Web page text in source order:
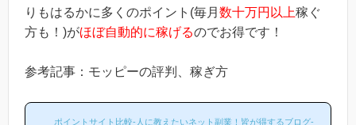
りもはるかに多くのポイント(毎月 数十万円以上稼ぐ
方も！)がほぼ自動的に稼げるのでお得です！
参考記事：モッピーの評判、稼ぎ方
ポイントサイト比較-人に教えたいネット副業！皆が得するブログ-